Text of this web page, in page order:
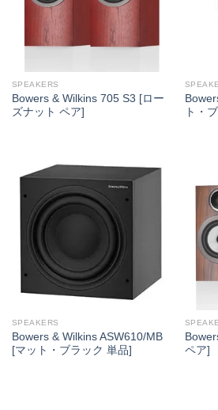
SPEAKERS
Bowers & Wilkins 705 S3 [ロー
ズナット ペア]
ト・
SPEAKERS
Bowers & Wilkins ASW610/MB
[マット・ブラック 単品]
ペア]